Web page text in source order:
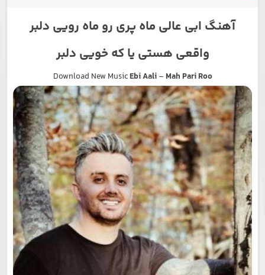
آهنگ ابی عالی ماه پری رو ماه رویی دلبر
واقعی هستی یا که خویی دلبر
Download New MusicEbi Aali– Mah Pari Roo